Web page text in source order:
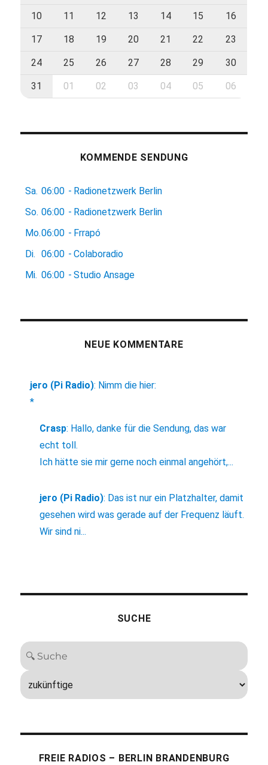
10 11 12 13 14 15 16
17 18 19 20 21 22 23
24 25 26 27 28 29 30
31 01 02 03 04 05 06
KOMMENDE SENDUNG
Sa. 06:00 - Radionetzwerk Berlin
So. 06:00 - Radionetzwerk Berlin
Mo.06:00 - Frrapó
Di.
06:00 - Colaboradio
Mi. 06:00 - Studio Ansage
NEUE KOMMENTARE
jero (Pi Radio): Nimm die hier:
*
Crasp: Hallo, danke für die Sendung, das war
echt toll.
Ich hätte sie mir gerne noch einmal angehört,...
jero (Pi Radio): Das ist nur ein Platzhalter, damit
gesehen wird was gerade auf der Frequenz läuft.
Wir sind ni...
SUCHE
FREIE RADIOS – BERLIN BRANDENBURG